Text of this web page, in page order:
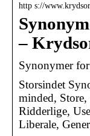
http s://
–
Synonymer
Storsindet
minded,
Ridderlige,
Liberale,